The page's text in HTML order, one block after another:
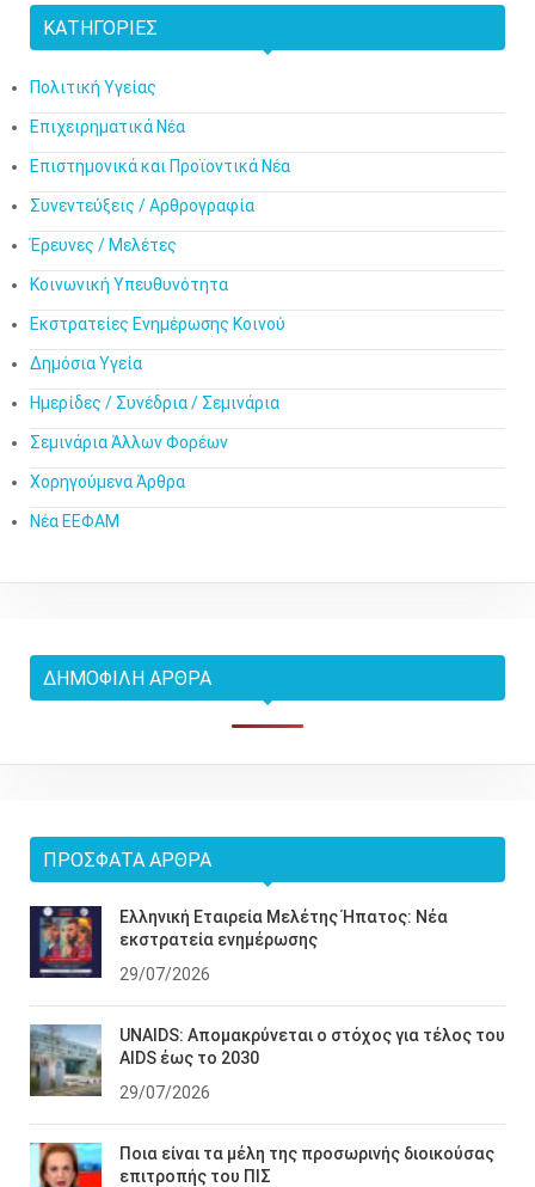
ΚΑΤΗΓΟΡΊΕΣ
Πολιτική Υγείας
Επιχειρηματικά Νέα
Επιστημονικά και Προϊοντικά Νέα
Συνεντεύξεις / Αρθρογραφία
Έρευνες / Μελέτες
Κοινωνική Υπευθυνότητα
Εκστρατείες Ενημέρωσης Κοινού
Δημόσια Υγεία
Ημερίδες / Συνέδρια / Σεμινάρια
Σεμινάρια Άλλων Φορέων
Χορηγούμενα Άρθρα
Νέα ΕΕΦΑΜ
ΔΗΜΟΦΙΛΉ ΆΡΘΡΑ
ΠΡΌΣΦΑΤΑ ΆΡΘΡΑ
Ελληνική Εταιρεία Μελέτης Ήπατος: Νέα
εκστρατεία ενημέρωσης
29/07/2026
UNAIDS: Απομακρύνεται ο στόχος για τέλος του
AIDS έως το 2030
29/07/2026
Ποια είναι τα μέλη της προσωρινής διοικούσας
επιτροπής του ΠΙΣ